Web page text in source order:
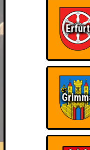
Erfurt